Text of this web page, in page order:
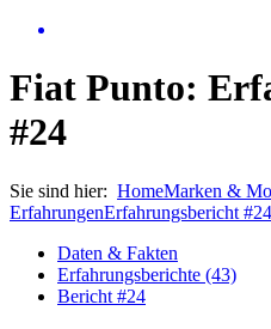
Fiat Punto:
#24
Sie sind hier: HomeMarken &
ErfahrungenErfahrungsbericht #24
Daten & Fakten
Erfahrungsberichte (43)
Bericht #24